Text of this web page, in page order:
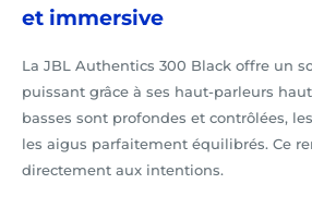
et immersive
La JBL Authentics 300 Black offre un
puissant grâce à ses haut-parleurs
basses sont profondes et contrôlées,
les aigus parfaitement équilibrés. Ce
directement aux intentions.